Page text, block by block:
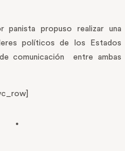
propuso realizar una
políticos de los Estados
comunicación
entre ambas